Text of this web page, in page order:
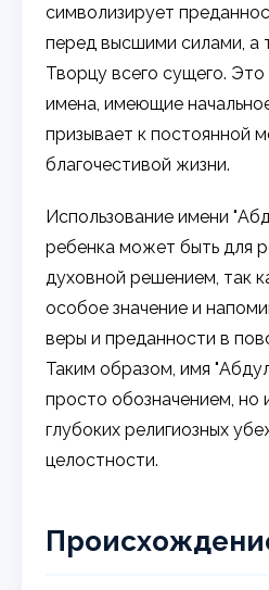
символизирует
перед высшими силами, а
Творцу всего сущего. Это
имена, имеющие
призывает к постоянной
благочестивой жизни.
Использование имени
ребенка может быть для
духовной решением, так
особое значение и
веры и преданности в
Таким образом, имя
просто обозначением, но
глубоких религиозных
целостности.